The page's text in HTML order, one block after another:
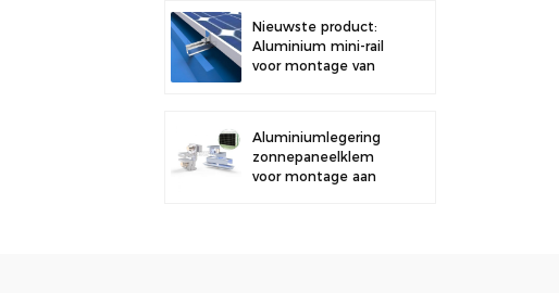
Nieuwste product:
Aluminium mini-rail
voor montage van
Aluminiumlegering
zonnepaneelklem
voor montage aan